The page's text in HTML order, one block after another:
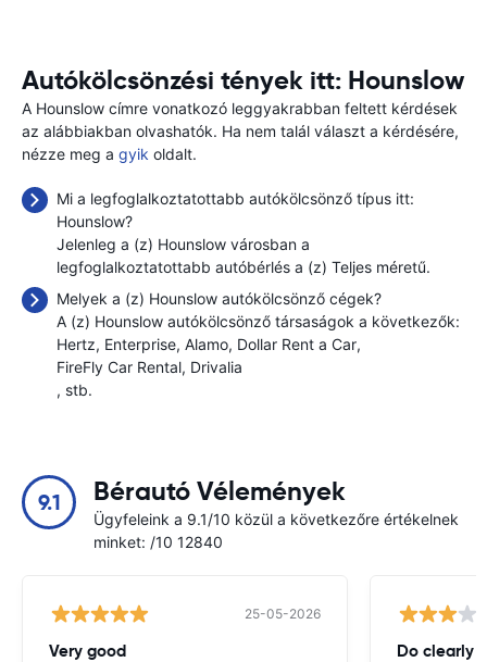
Autókölcsönzési tények itt: Hounslow
A Hounslow címre vonatkozó leggyakrabban feltett kérdések
az alábbiakban olvashatók. Ha nem talál választ a kérdésére,
nézze meg a gyik oldalt.
Mi a legfoglalkoztatottabb autókölcsönző típus itt:
Hounslow?
Jelenleg a (z) Hounslow városban a
legfoglalkoztatottabb autóbérlés a (z) Teljes méretű.
Melyek a (z) Hounslow autókölcsönző cégek?
A (z) Hounslow autókölcsönző társaságok a következők:
Hertz Enterprise Alamo Dollar Rent a Car
FireFly Car Rental Drivalia
, stb.
9.1 Bérautó Vélemények
Ügyfeleink a 9.1/10 közül a következőre értékelnek
minket: /10 12840
25-05-2026
Very good Do clearly